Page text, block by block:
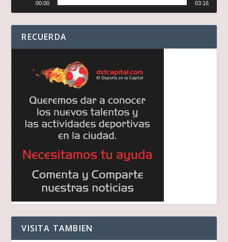
audio
00:00 03:16
RECUERDA
VISITA TAMBIEN